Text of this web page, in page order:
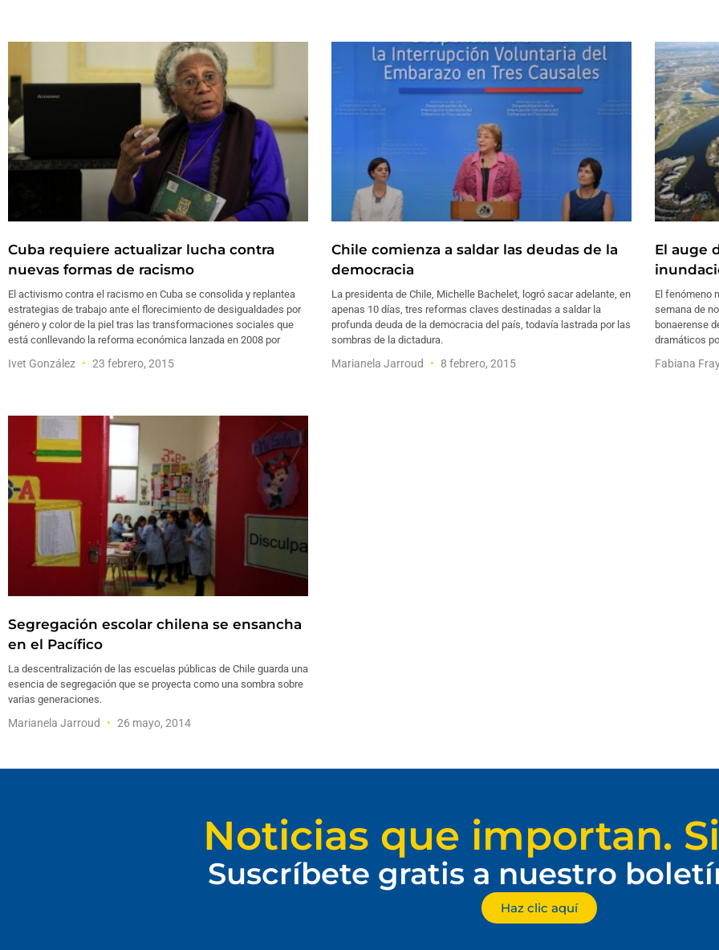
Cuba requiere actualizar lucha contra
nuevas formas de racismo
El activismo contra el racismo en Cuba se consolida y replantea
estrategias de trabajo ante el florecimiento de desigualdades por
género y color de la piel tras las transformaciones sociales que
está conllevando la reforma económica lanzada en 2008 por
Ivet González 23 febrero, 2015
Chile comienza a saldar las deudas de la
democracia
La presidenta de Chile, Michelle Bachelet, logró sacar adelante, en
apenas 10 días, tres reformas claves destinadas a saldar la
profunda deuda de la democracia del país, todavía lastrada por las
sombras de la dictadura.
Marianela Jarroud 8 febrero, 2015
El auge
El fenómeno
semana de
bonaerense
dramáticos
Fabiana
Segregación escolar chilena se ensancha
en el Pacífico
La descentralización de las escuelas públicas de Chile guarda una
esencia de segregación que se proyecta como una sombra sobre
varias generaciones.
Marianela Jarroud 26 mayo, 2014
Noticias que importan.
Suscríbete gratis a nuestro
Haz clic aquí